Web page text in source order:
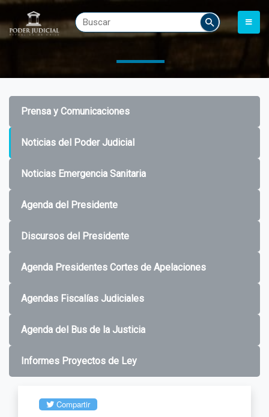
Prensa y Comunicaciones
Noticias del Poder Judicial
Noticias Emergencia Sanitaria
Agenda del Presidente
Discursos del Presidente
Agenda Presidentes Cortes de Apelaciones
Agendas Fiscalías Judiciales
Agenda del Bus de la Justicia
Informes Proyectos de Ley
Compartir